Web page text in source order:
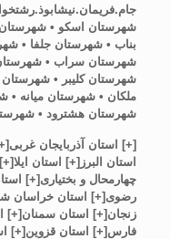
شهرستان اسکو • شهرستان
بناب • شهرستان جلفا •
شهرستان سراب •
شهرستان کلیبر •
ملکان • شهرستان میانه
شهرستان هشترود •
[
+
] استان آذربایجان غربی [
استان البرز [
+
] استان ایلا[
+
]
چهارمحال و بختیاری [
+
]
رضوی [
+
] استان خراسان
زنجان [
+
] استان سمنان [
+
]
فارس [
+
] استان قزوین [
+
]